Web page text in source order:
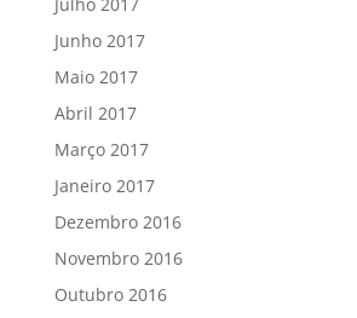
Junho 2017
Maio 2017
Abril 2017
Março 2017
Janeiro 2017
Dezembro 2016
Novembro 2016
Outubro 2016